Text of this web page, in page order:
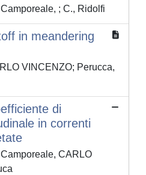
; C., Ridolfi
in meandering
VINCENZO; Perucca,
di
in correnti
CARLO